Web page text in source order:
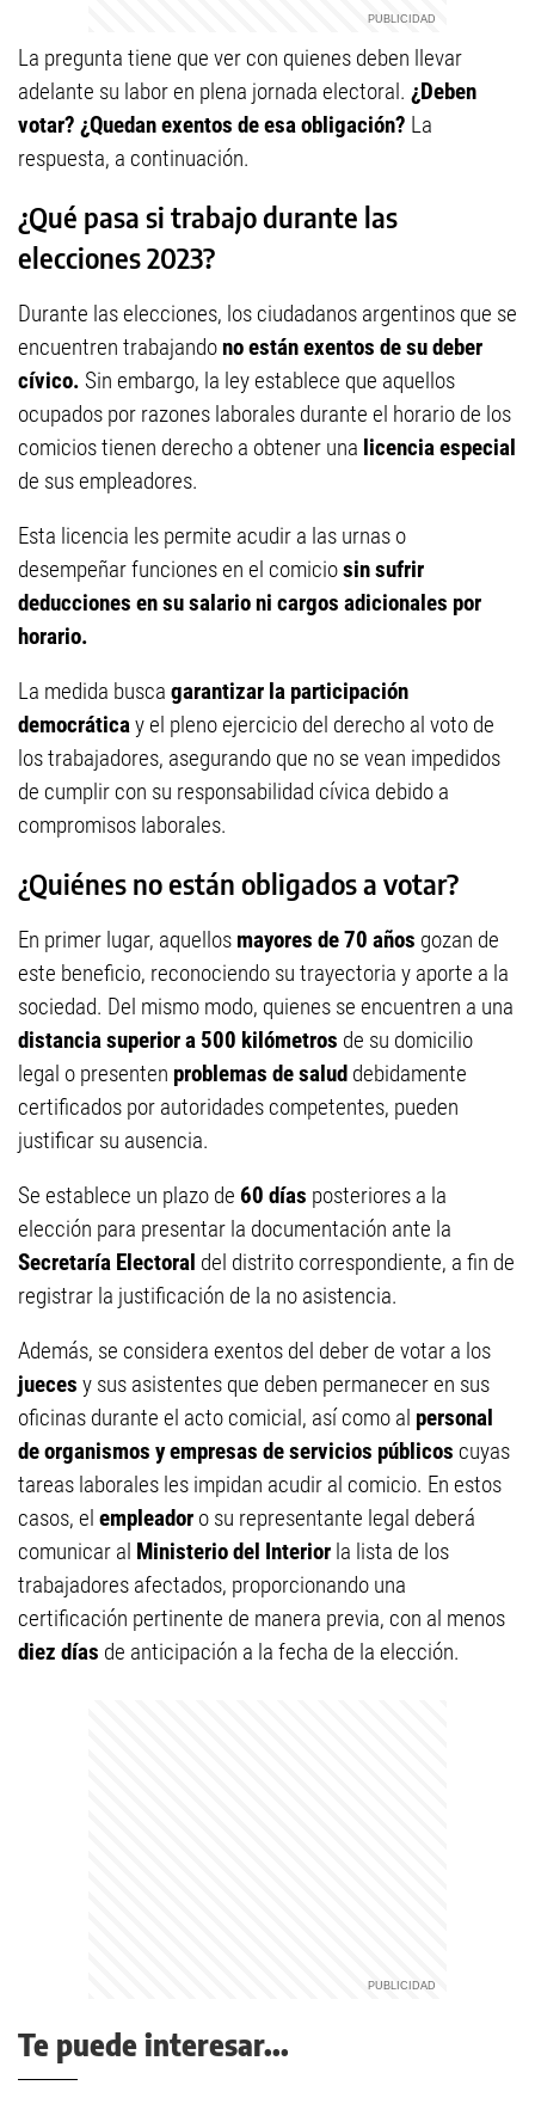
La pregunta tiene que ver con quienes deben llevar
adelante su labor en plena jornada electoral. ¿Deben
votar? ¿Quedan exentos de esa obligación? La
respuesta, a continuación.
¿Qué pasa si trabajo durante las
elecciones 2023?
Durante las elecciones, los ciudadanos argentinos que se
encuentren trabajandono están exentos de su deber
cívico. Sin embargo, la ley establece que aquellos
ocupados por razones laborales durante el horario de los
comicios tienen derecho a obtener una licencia especial
de sus empleadores.
Esta licencia les permite acudir a las urnas o
desempeñar funciones en el comiciosin sufrir
deducciones en su salario ni cargos adicionales por
horario.
La medida busca garantizar la participación
democráticay el pleno ejercicio del derecho al voto de
los trabajadores, asegurando que no se vean impedidos
de cumplir con su responsabilidad cívica debido a
compromisos laborales.
¿Quiénes no están obligados a votar?
En primer lugar, aquellos mayores de 70 años gozan de
este beneficio, reconociendo su trayectoria y aporte a la
sociedad. Del mismo modo, quienes se encuentren a una
distancia superior a 500 kilómetros de su domicilio
legal o presenten problemas de salud debidamente
certificados por autoridades competentes, pueden
justificar su ausencia.
Se establece un plazo de 60 días posteriores a la
elección para presentar la documentación ante la
Secretaría Electoral del distrito correspondiente, a fin de
registrar la justificación de la no asistencia.
Además, se considera exentos del deber de votar a los
jueces y sus asistentes que deben permanecer en sus
oficinas durante el acto comicial, así como al personal
de organismos y empresas de servicios públicos cuyas
tareas laborales les impidan acudir al comicio. En estos
casos, el empleador o su representante legal deberá
comunicar al Ministerio del Interior la lista de los
trabajadores afectados, proporcionando una
certificación pertinente de manera previa, con al menos
diez días de anticipación a la fecha de la elección.
Te puede interesar...